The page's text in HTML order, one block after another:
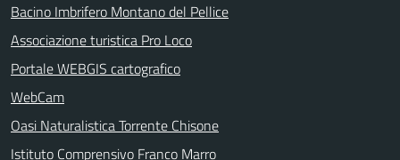
Bacino Imbrifero Montano del Pellice
Associazione turistica Pro Loco
Portale WEBGIS cartografico
WebCam
Oasi Naturalistica Torrente Chisone
Istituto Comprensivo Franco Marro